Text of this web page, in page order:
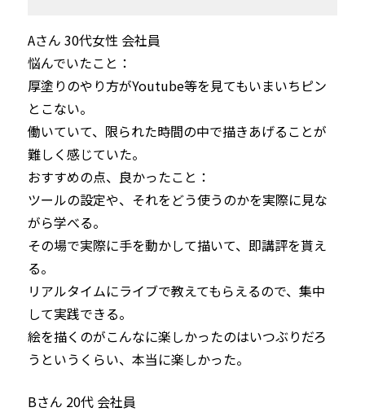
Aさん 30代女性 会社員
悩んでいたこと：
厚塗りのやり方がYoutube等を見てもいまいちピン
とこない。
働いていて、限られた時間の中で描きあげることが
難しく感じていた。
おすすめの点、良かったこと：
ツールの設定や、それをどう使うのかを実際に見な
がら学べる。
その場で実際に手を動かして描いて、即講評を貰え
る。
リアルタイムにライブで教えてもらえるので、集中
して実践できる。
絵を描くのがこんなに楽しかったのはいつぶりだろ
うというくらい、本当に楽しかった。
Bさん 20代 会社員